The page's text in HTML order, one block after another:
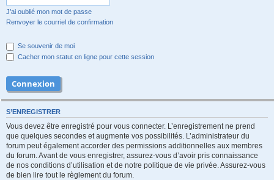
J’ai oublié mon mot de passe
Renvoyer le courriel de confirmation
Se souvenir de moi
Cacher mon statut en ligne pour cette session
S’ENREGISTRER
Vous devez être enregistré pour vous connecter. L’enregistrement ne prend
que quelques secondes et augmente vos possibilités. L’administrateur du
forum peut également accorder des permissions additionnelles aux membres
du forum. Avant de vous enregistrer, assurez-vous d’avoir pris connaissance
de nos conditions d’utilisation et de notre politique de vie privée. Assurez-vous
de bien lire tout le règlement du forum.